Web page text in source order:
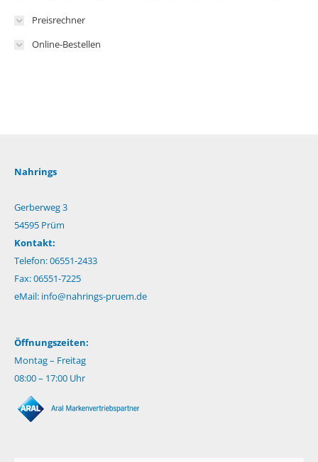
Preisrechner
Online-Bestellen
Nahrings
Gerberweg 3
54595 Prüm
Kontakt:
Telefon: 06551-2433
Fax: 06551-7225
eMail: info@nahrings-pruem.de
Öffnungszeiten:
Montag – Freitag
08:00 – 17:00 Uhr